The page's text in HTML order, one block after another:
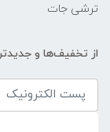
ترشی جات
از تخفیف‌ها و